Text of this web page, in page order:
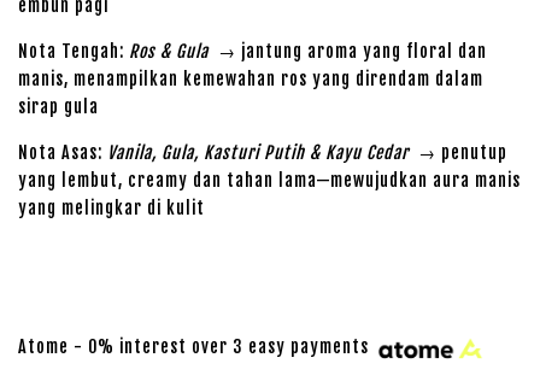
embun pagi
Nota Tengah: Ros & Gula→ jantung aroma yang floral dan
manis, menampilkan kemewahan ros yang direndam dalam
sirap gula
Nota Asas: Vanila, Gula, Kasturi Putih & Kayu Cedar→ penutup
yang lembut, creamy dan tahan lama—mewujudkan aura manis
yang melingkar di kulit
Atome - 0% interest over 3 easy payments